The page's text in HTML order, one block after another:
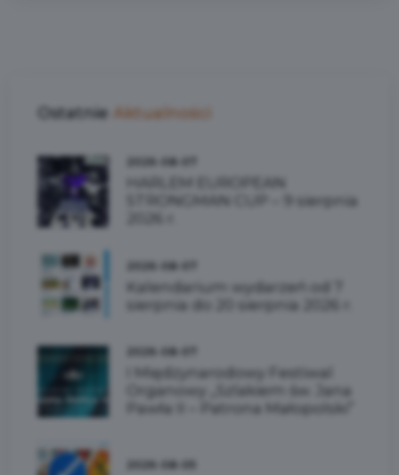
Ostatnie Aktualności
STRONGMAN CUP – 9 sierpnia
2026-08-07
Kalendarium wydarzeń od 7
sierpnia do 20 sierpnia 2026 r.
I Międzynarodowy Festiwal
Organowy „Szlakiem św. Jana
Pawła II – Patrona Małopolski”
2026-08-05